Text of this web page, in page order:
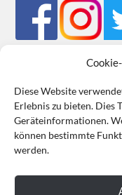
Diese Website
Erlebnis zu bieten. Dies
Geräteinformationen.
können bestimmte
werden.
Mein Bestellkonto
Cookie-Richtlinie
VERTRAG